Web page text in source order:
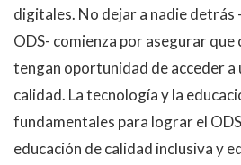
digitales. No dejar a nadie detrás
ODS- comienza por asegurar que
tengan oportunidad de acceder a
calidad. La tecnología y la
fundamentales para lograr el
educación de calidad inclusiva y